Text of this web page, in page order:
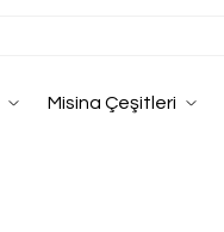
Misina Çeşitleri